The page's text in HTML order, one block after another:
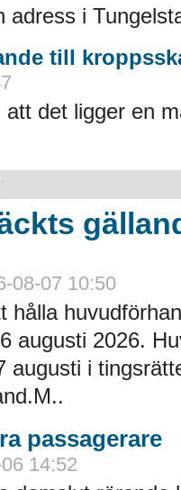
adress i
till
det ligger en
08-07 10:50
hålla
augusti 2026.
augusti i
passagerare
14:52